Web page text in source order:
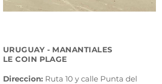
URUGUAY - MANANTIALES
LE COIN PLAGE
Direccion: Ruta 10 y calle Punta del